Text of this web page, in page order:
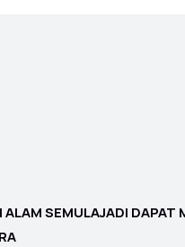
SEMULAJADI DAPAT